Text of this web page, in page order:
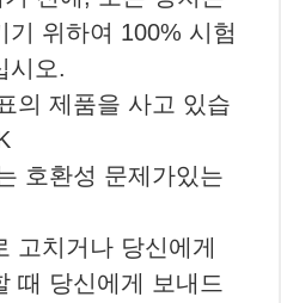
위하여 100% 시험
시오.
의 제품을 사고 있습
호환성 문제가있는
고치거나 당신에게
때 당신에게 보내드